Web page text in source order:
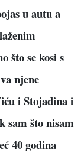
u autu a
što se kosi s
njene
i Stojadina i
sam što nisam
40 godina